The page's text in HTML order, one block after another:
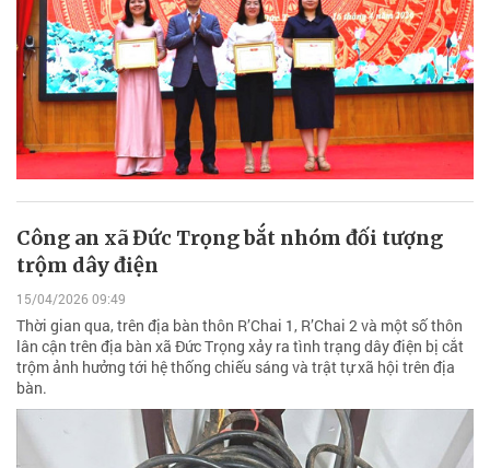
Công an xã Đức Trọng bắt nhóm đối tượng
trộm dây điện
15/04/2026 09:49
Thời gian qua, trên địa bàn thôn R’Chai 1, R’Chai 2 và một số thôn
lân cận trên địa bàn xã Đức Trọng xảy ra tình trạng dây điện bị cắt
trộm ảnh hưởng tới hệ thống chiếu sáng và trật tự xã hội trên địa
bàn.